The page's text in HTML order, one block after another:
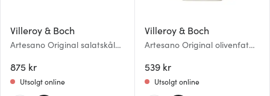
Villeroy & Boch
Artesano Original salatskål
875 kr
Utsolgt online
Villeroy & Boch
Artesano Original olivenfat
539 kr
Utsolgt online